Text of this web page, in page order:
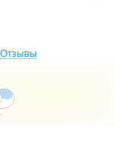
Отзывы